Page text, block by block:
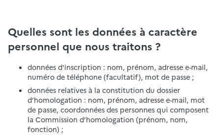
Quelles sont les données à caractère
personnel que nous traitons ?
données d'inscription : nom, prénom, adresse e-mail,
numéro de téléphone (facultatif), mot de passe ;
données relatives à la constitution du dossier
d’homologation : nom, prénom, adresse e-mail, mot
de passe, coordonnées des personnes qui composent
la Commission d’homologation (prénom, nom,
fonction) ;